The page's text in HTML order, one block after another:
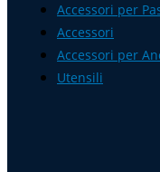
Accessori per
Accessori
Accessori per
Utensili